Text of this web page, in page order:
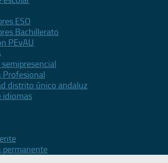
ESO
Bachillerato
PEvAU
Profesional
distrito único andaluz
idiomas
permanente